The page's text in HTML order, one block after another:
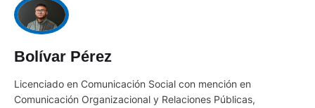
Bolívar Pérez
Licenciado en Comunicación Social con mención en
Comunicación Organizacional y Relaciones Públicas,